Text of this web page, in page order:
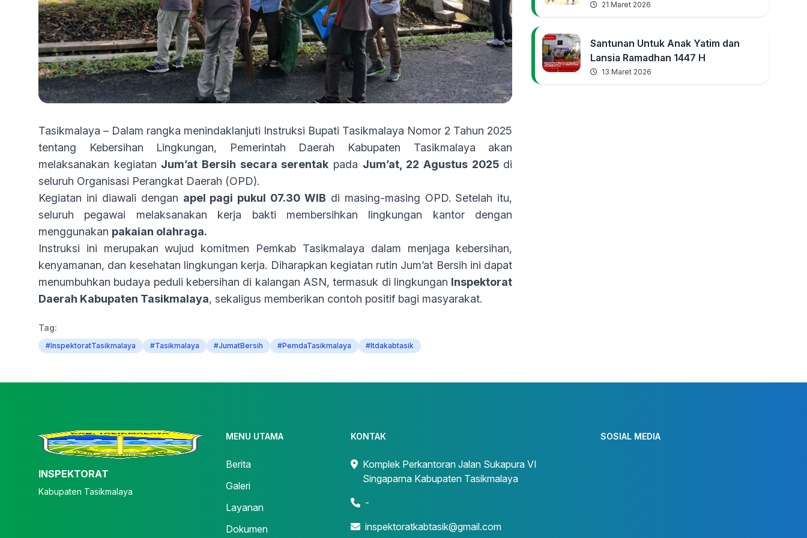
Tasikmalaya – Dalam rangka menindaklanjuti Instruksi Bupati Tasikmalaya Nomor 2 Tahun 2025
tentang Kebersihan Lingkungan, Pemerintah Daerah Kabupaten Tasikmalaya akan
melaksanakan kegiatan Jum’at Bersih secara serentak pada Jum’at, 22 Agustus 2025di
seluruh Organisasi Perangkat Daerah (OPD).
Kegiatan ini diawali dengan apel pagi pukul 07.30 WIB di masing-masing OPD. Setelah itu,
seluruh pegawai melaksanakan kerja bakti membersihkan lingkungan kantor dengan
menggunakan pakaian olahraga.
Instruksi ini merupakan wujud komitmen Pemkab Tasikmalaya dalam menjaga kebersihan,
kenyamanan, dan kesehatan lingkungan kerja. Diharapkan kegiatan rutin Jum’at Bersih ini dapat
menumbuhkan budaya peduli kebersihan di kalangan ASN, termasuk di lingkungan Inspektorat
Daerah Kabupaten Tasikmalaya, sekaligus memberikan contoh positif bagi masyarakat.
Tag:
#InspektoratTasikmalaya #Tasikmalaya #JumatBersih #PemdaTasikmalaya #Itdakabtasik
21 Maret 2026
Santunan Untuk Anak Yatim dan
Lansia Ramadhan 1447 H
13 Maret 2026
INSPEKTORAT
Kabupaten Tasikmalaya
MENU UTAMA
Berita
Galeri
Layanan
Dokumen
KONTAK
Komplek Perkantoran Jalan Sukapura VI
Singaparna Kabupaten Tasikmalaya
-
inspektoratkabtasik@gmail.com
SOSIAL MEDIA